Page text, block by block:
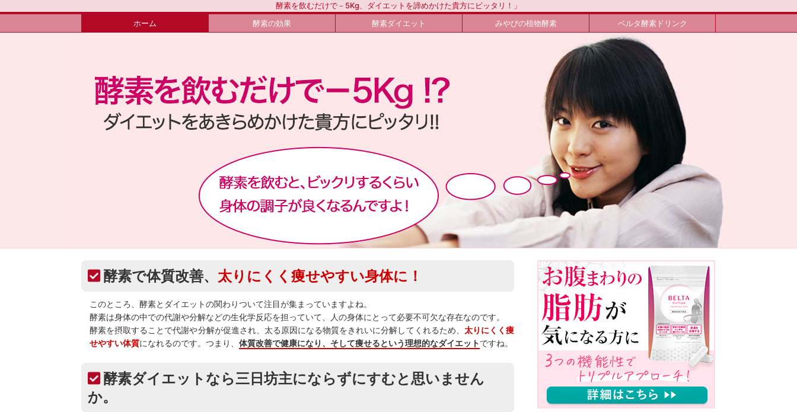
酵素を飲むだけで－5Kg、ダイエットを諦めかけた貴方にビッタリ！」
ホーム 酵素の効果 酵素ダイエット みやびの植物酵素 ベルタ酵素ドリンク
酵素で体質改善、 太りにくく痩せやすい身体に！
このところ、酵素とダイエットの関わりついて注目が集まっていますよね。
酵素は身体の中での代謝や分解などの生化学反応を担っていて、人の身体にとって必要不可欠な存在なのです。
酵素を摂取することで代謝や分解が促進され、太る原因になる物質をきれいに分解してくれるため、 太りにくく痩
せやすい体質になれるのです。つまり、 体質改善で健康になり、そして痩せるという理想的なダイエットですね。
酵素ダイエットなら三日坊主にならずにすむと思いません
か。